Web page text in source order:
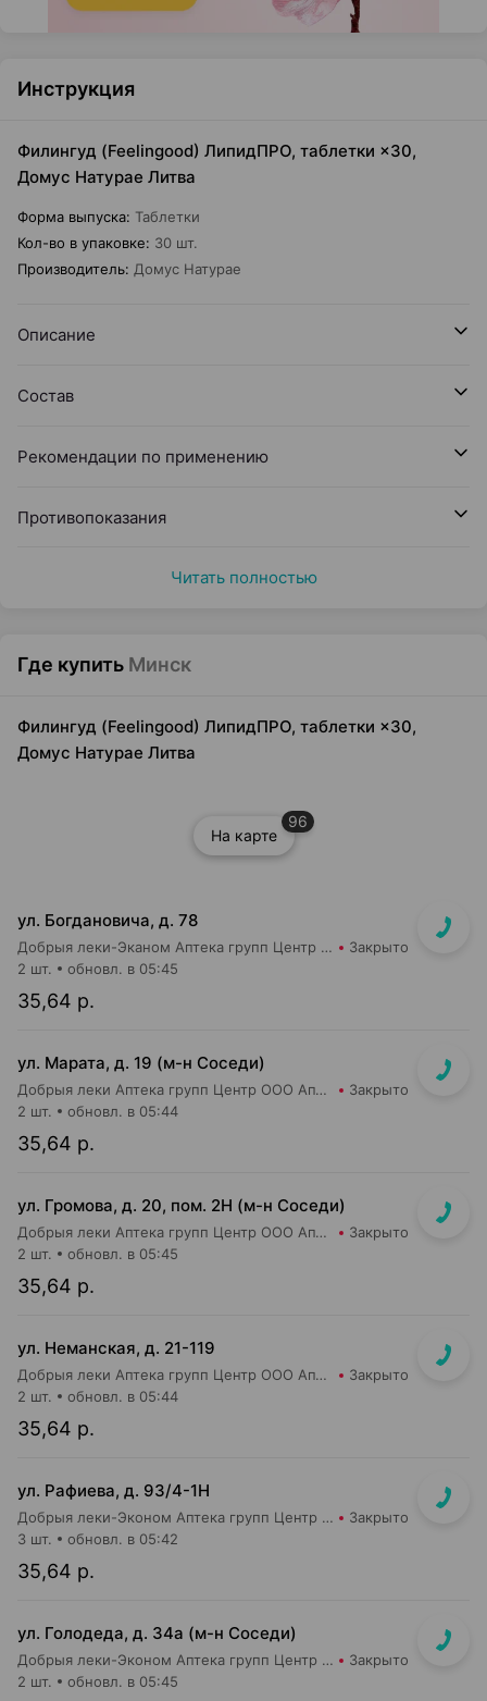
Инструкция
Филингуд (Feelingood) ЛипидПРО, таблетки ×30,
Домус Натурае Литва
Форма выпуска: Таблетки
Кол-во в упаковке: 30 шт.
Производитель: Домус Натурае
Описание
Состав
Рекомендации по применению
Противопоказания
Читать полностью
Где купить Минск
Филингуд (Feelingood) ЛипидПРО, таблетки ×30,
Домус Натурае Литва
На карте
96
ул. Богдановича, д. 78
Добрыя леки-Эканом Аптека групп Центр ООО Аптека №78 Закрыто
35,64 р.
2 шт. обновл. в 05:45
ул. Марата, д. 19 (м-н Соседи)
Добрыя леки Аптека групп Центр ООО Аптека №37 Закрыто
35,64 р.
2 шт. обновл. в 05:44
ул. Громова, д. 20, пом. 2Н (м-н Соседи)
Добрыя леки Аптека групп Центр ООО Аптека №76 Закрыто
35,64 р.
2 шт. обновл. в 05:45
ул. Неманская, д. 21-119
Добрыя леки Аптека групп Центр ООО Аптека №51 Закрыто
35,64 р.
2 шт. обновл. в 05:44
ул. Рафиева, д. 93/4-1Н
Добрыя леки-Эконом Аптека групп Центр ООО Аптека №1 Закрыто
35,64 р.
3 шт. обновл. в 05:42
ул. Голодеда, д. 34а (м-н Соседи)
Добрыя леки-Эконом Аптека групп Центр ООО Аптека №81 Закрыто
2 шт. обновл. в 05:45